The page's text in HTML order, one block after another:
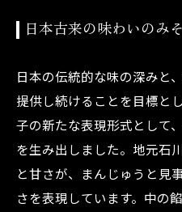
日本古来の味わいのみ
日本の伝統的な味の深みと
提供し続けることを目標と
子の新たな表現形式として
を生み出しました。地元石
と甘さが、まんじゅうと見
さを表現しています。中の